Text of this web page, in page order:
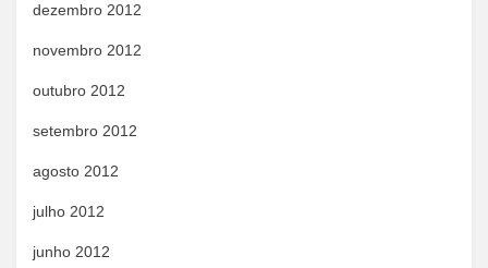
dezembro 2012
novembro 2012
outubro 2012
setembro 2012
agosto 2012
julho 2012
junho 2012